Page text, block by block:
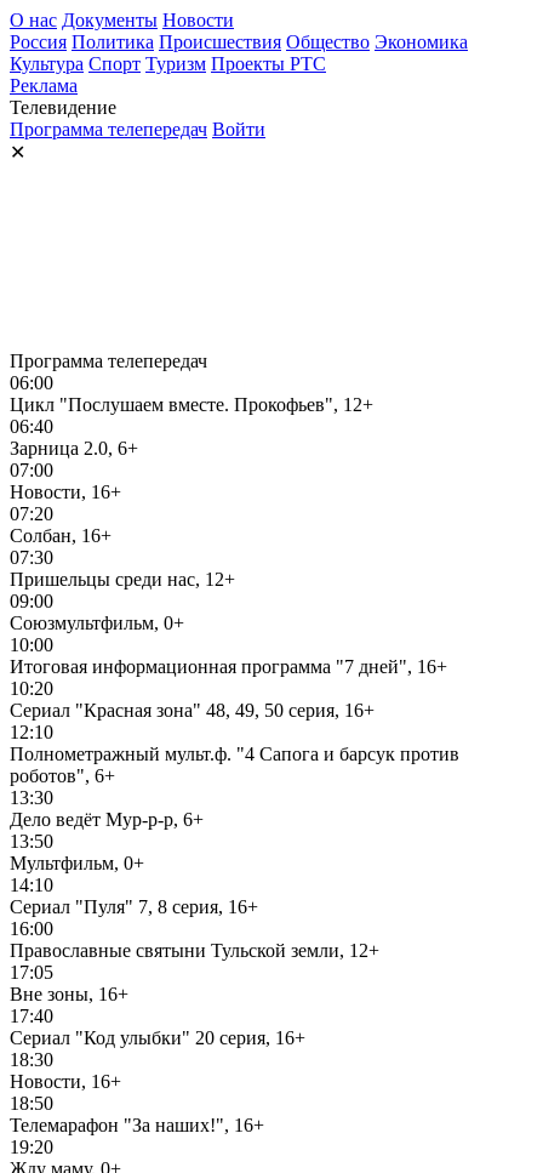
О нас Документы Новости
Россия Политика Происшествия Общество Экономика
Культура Спорт Туризм Проекты РТС
Реклама
Телевидение
Программа телепередач Войти
✕
Программа телепередач
06:00
Цикл "Послушаем вместе. Прокофьев", 12+
06:40
Зарница 2.0, 6+
07:00
Новости, 16+
07:20
Солбан, 16+
07:30
Пришельцы среди нас, 12+
09:00
Союзмультфильм, 0+
10:00
Итоговая информационная программа "7 дней", 16+
10:20
Сериал "Красная зона" 48, 49, 50 серия, 16+
12:10
Полнометражный мульт.ф. "4 Сапога и барсук против
роботов", 6+
13:30
Дело ведёт Мур-р-р, 6+
13:50
Мультфильм, 0+
14:10
Сериал "Пуля" 7, 8 серия, 16+
16:00
Православные святыни Тульской земли, 12+
17:05
Вне зоны, 16+
17:40
Сериал "Код улыбки" 20 серия, 16+
18:30
Новости, 16+
18:50
Телемарафон "За наших!", 16+
19:20
Жду маму, 0+